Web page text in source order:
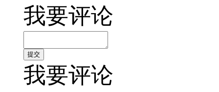
我要评论
我要评论